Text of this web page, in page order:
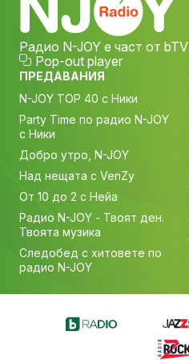
Радио N-JOY е част от
Pop-out player
ПРЕДАВАНИЯ
N-JOY TOP 40 с Ники
Party Time по радио N-JOY
с Ники
Добро утро, N-JOY
Над нещата с VenZy
От 10 до 2 с Нейа
Радио N-JOY - Твоят ден.
Твоята музика
Следобед с хитовете по
радио N-JOY